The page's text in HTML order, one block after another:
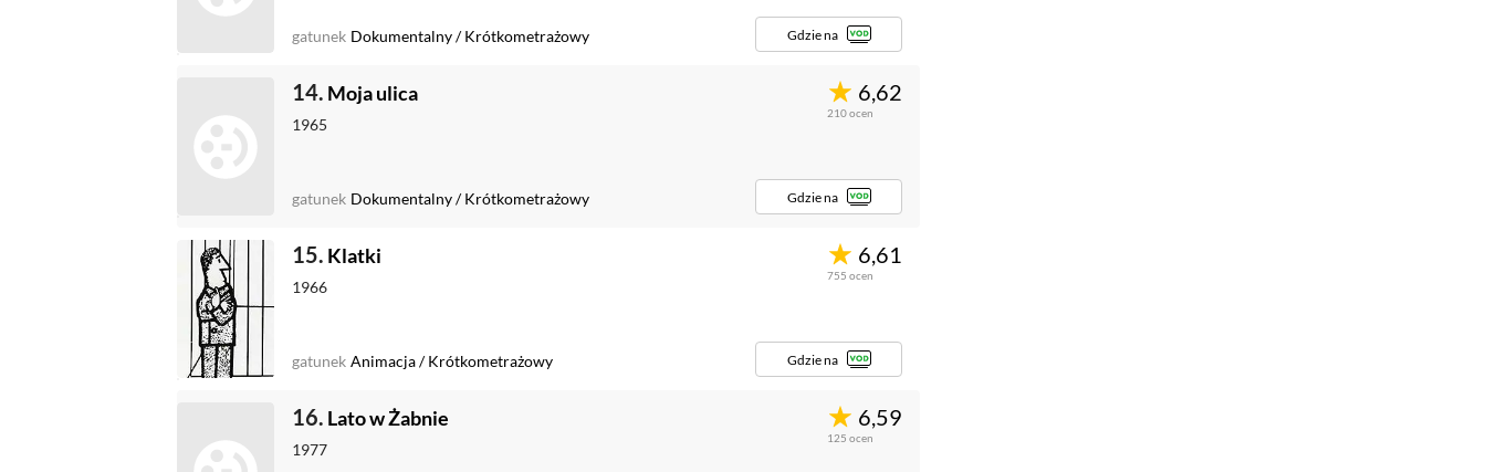
gatunek Dokumentalny/Krótkometrażowy Gdzie na
14. Moja ulica
1965
6,62
210ocen
gatunek Dokumentalny/Krótkometrażowy Gdzie na
15. Klatki
1966
6,61
755 ocen
gatunek Animacja/Krótkometrażowy Gdzie na
16. Lato w Żabnie
1977
6,59
125 ocen